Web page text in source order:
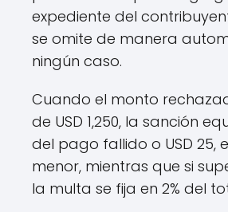
expediente del
se omite de manera
ningún caso.
Cuando el monto
de USD 1,250, la sanción
del pago fallido o USD 25,
menor, mientras que si
la multa se fija en 2% del